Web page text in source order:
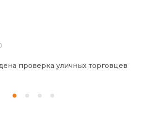
проверка уличных торговцев